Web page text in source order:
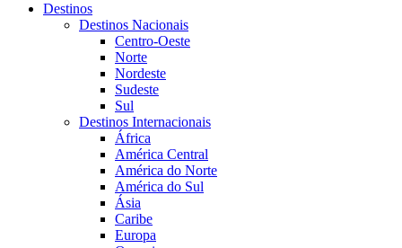
Destinos
Destinos Nacionais
Centro-Oeste
Norte
Nordeste
Sudeste
Sul
Destinos Internacionais
África
América Central
América do Norte
América do Sul
Ásia
Caribe
Europa